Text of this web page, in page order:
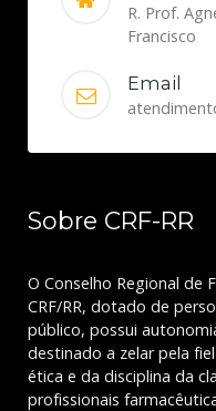
R. Prof.
Francisco
Email
Sobre CRF-RR
O Conselho Regional de
CRF/RR, dotado de
público, possui
destinado a zelar pela
ética e da disciplina da
profissionais